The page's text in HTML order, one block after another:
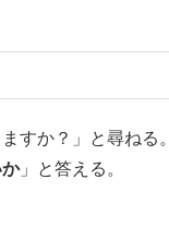
すか？」と尋ねる。
」と答える。